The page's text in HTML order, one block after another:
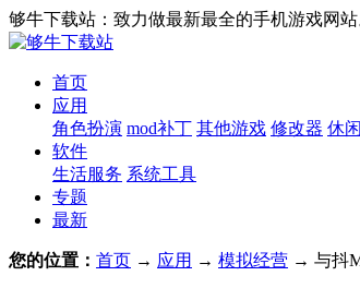
够牛下载站：致力做最新最全的手机游戏网站
首页
应用
角色扮演 mod补丁 其他游戏 修改器 休
软件
生活服务 系统工具
专题
最新
您的位置： 首页 → 应用 → 模拟经营 → 与抖